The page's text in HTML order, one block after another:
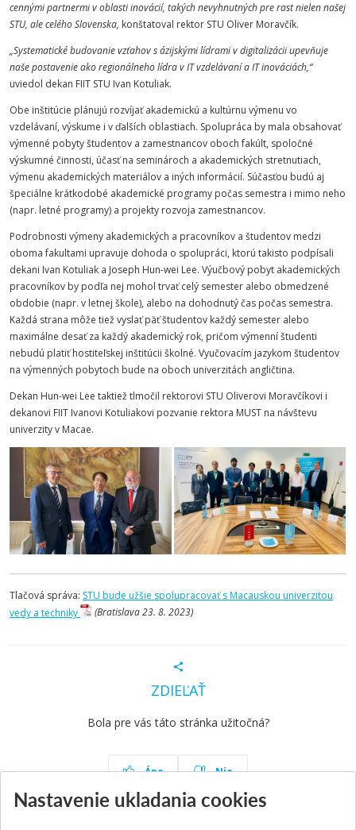
cennými partnermi v oblasti inovácií, takých nevyhnutných pre rast nielen našej
STU, ale celého Slovenska, konštatoval rektor STU Oliver Moravčík.
„Systematické budovanie vzťahov s ázijskými lídrami v digitalizácii upevňuje
naše postavenie ako regionálneho lídra v IT vzdelávaní a IT inováciách,“
uviedol dekan FIIT STU Ivan Kotuliak.
Obe inštitúcie plánujú rozvíjať akademickú a kultúrnu výmenu vo
vzdelávaní, výskume i v ďalších oblastiach. Spolupráca by mala obsahovať
výmenné pobyty študentov a zamestnancov oboch fakúlt, spoločné
výskumné činnosti, účasť na seminároch a akademických stretnutiach,
výmenu akademických materiálov a iných informácií. Súčasťou budú aj
špeciálne krátkodobé akademické programy počas semestra i mimo neho
(napr. letné programy) a projekty rozvoja zamestnancov.
Podrobnosti výmeny akademických a pracovníkov a študentov medzi
oboma fakultami upravuje dohoda o spolupráci, ktorú takisto podpísali
dekani Ivan Kotuliak a Joseph Hun-wei Lee. Výučbový pobyt akademických
pracovníkov by podľa nej mohol trvať celý semester alebo obmedzené
obdobie (napr. v letnej škole), alebo na dohodnutý čas počas semestra.
Každá strana môže tiež vyslať päť študentov každý semester alebo
maximálne desať za každý akademický rok, pričom výmenní študenti
nebudú platiť hostiteľskej inštitúcii školné. Vyučovacím jazykom študentov
na výmenných pobytoch bude na oboch univerzitách angličtina.
Dekan Hun-wei Lee taktiež tlmočil rektorovi STU Oliverovi Moravčíkovi i
dekanovi FIIT Ivanovi Kotuliakovi pozvanie rektora MUST na návštevu
univerzity v Macae.
Tlačová správa: STU bude užšie spolupracovať s Macauskou univerzitou
vedy a techniky
(Bratislava 23. 8. 2023)
ZDIEĽAŤ
Bola pre vás táto stránka užitočná?
Áno Nie
Nastavenie ukladania cookies